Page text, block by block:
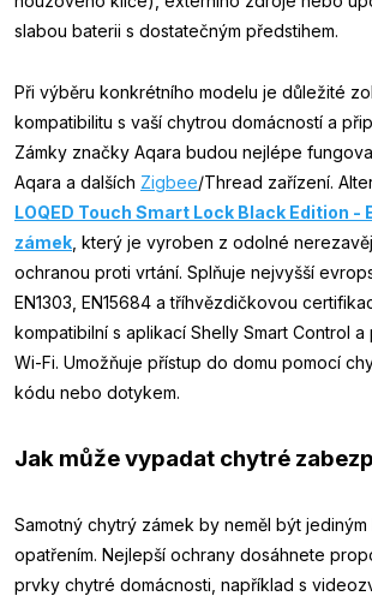
slabou baterii s dostatečným předstihem.
Při výběru konkrétního modelu je důležité
kompatibilitu s vaší chytrou domácností a
Zámky značky Aqara budou nejlépe
Aqara a dalších Zigbee/Thread zařízení.
LOQED Touch Smart Lock Black Edition -
zámek , který je vyroben z odolné
ochranou proti vrtání. Splňuje nejvyšší
EN1303, EN15684 a tříhvězdičkovou
kompatibilní s aplikací Shelly Smart Control
Wi-Fi. Umožňuje přístup do domu pomocí
kódu nebo dotykem.
Jak může vypadat chytré
Samotný chytrý zámek by neměl být
opatřením. Nejlepší ochrany dosáhnete
prvky chytré domácnosti, například s